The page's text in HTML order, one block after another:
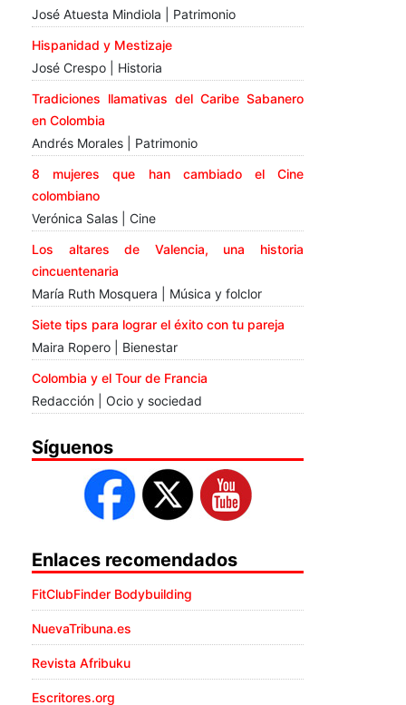
José Atuesta Mindiola | Patrimonio
Hispanidad y Mestizaje
José Crespo | Historia
Tradiciones llamativas del Caribe Sabanero
en Colombia
Andrés Morales | Patrimonio
8 mujeres que han cambiado el Cine
colombiano
Verónica Salas | Cine
Los altares de Valencia, una historia
cincuentenaria
María Ruth Mosquera | Música y folclor
Siete tips para lograr el éxito con tu pareja
Maira Ropero | Bienestar
Colombia y el Tour de Francia
Redacción | Ocio y sociedad
Síguenos
Enlaces recomendados
FitClubFinder Bodybuilding
NuevaTribuna.es
Revista Afribuku
Escritores.org